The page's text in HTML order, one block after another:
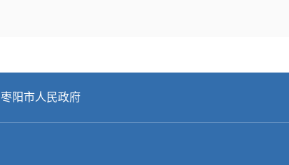
枣阳市人民政府